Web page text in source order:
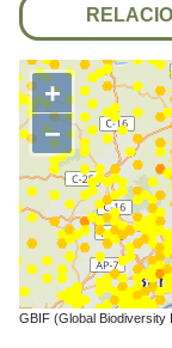
+
−
GBIF (Global Biodiversity